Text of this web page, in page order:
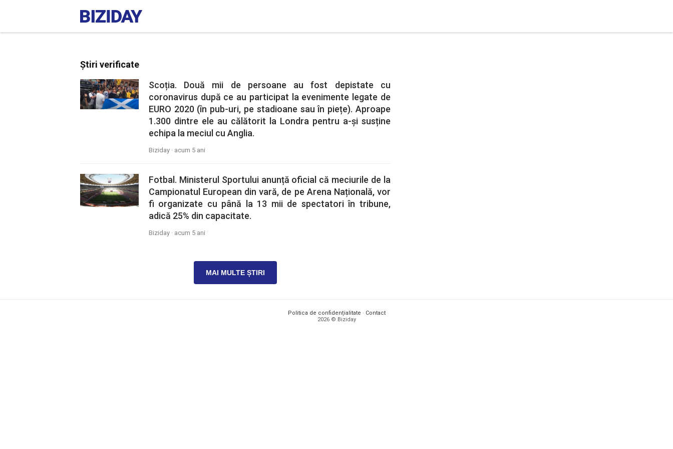
Știri verificate
Scoția. Două mii de persoane au fost depistate cu
coronavirus după ce au participat la evenimente legate de
EURO 2020 (în pub-uri, pe stadioane sau în piețe). Aproape
1.300 dintre ele au călătorit la Londra pentru a-și susține
echipa la meciul cu Anglia.
Biziday · acum 5 ani
Fotbal. Ministerul Sportului anunță oficial că meciurile de la
Campionatul European din vară, de pe Arena Națională, vor
fi organizate cu până la 13 mii de spectatori în tribune,
adică 25% din capacitate.
Biziday · acum 5 ani
MAI MULTE ȘTIRI
Politica de confidențialitate · Contact
2026 © Biziday